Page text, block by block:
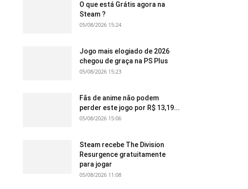
O que está Grátis agora na
Steam ?
05/08/2026 15:24
Jogo mais elogiado de 2026
chegou de graça na PS Plus
05/08/2026 15:23
Fãs de anime não podem
perder este jogo por R$ 13,19...
05/08/2026 15:06
Steam recebe The Division
Resurgence gratuitamente
para jogar
05/08/2026 11:08